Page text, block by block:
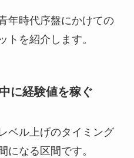
年時代序盤にかけての
トを紹介します。
に経験値を稼ぐ
ベル上げのタイミング
になる区間です。